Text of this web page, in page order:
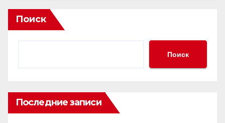
s
A
ть
Поиск
Поиск
Последние записи